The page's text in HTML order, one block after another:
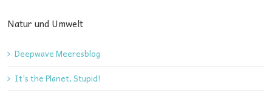
Natur und Umwelt
Deepwave Meeresblog
It's the Planet, Stupid!